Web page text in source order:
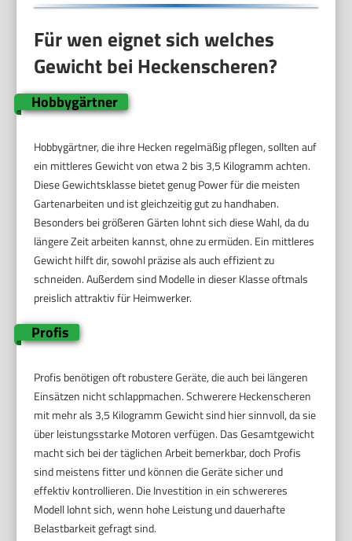
Für wen eignet sich welches
Gewicht bei Heckenscheren?
Hobbygärtner
Hobbygärtner, die ihre Hecken regelmäßig pflegen, sollten auf
ein mittleres Gewicht von etwa 2 bis 3,5 Kilogramm achten.
Diese Gewichtsklasse bietet genug Power für die meisten
Gartenarbeiten und ist gleichzeitig gut zu handhaben.
Besonders bei größeren Gärten lohnt sich diese Wahl, da du
längere Zeit arbeiten kannst, ohne zu ermüden. Ein mittleres
Gewicht hilft dir, sowohl präzise als auch effizient zu
schneiden. Außerdem sind Modelle in dieser Klasse oftmals
preislich attraktiv für Heimwerker.
Profis
Profis benötigen oft robustere Geräte, die auch bei längeren
Einsätzen nicht schlappmachen. Schwerere Heckenscheren
mit mehr als 3,5 Kilogramm Gewicht sind hier sinnvoll, da sie
über leistungsstarke Motoren verfügen. Das Gesamtgewicht
macht sich bei der täglichen Arbeit bemerkbar, doch Profis
sind meistens fitter und können die Geräte sicher und
effektiv kontrollieren. Die Investition in ein schwereres
Modell lohnt sich, wenn hohe Leistung und dauerhafte
Belastbarkeit gefragt sind.